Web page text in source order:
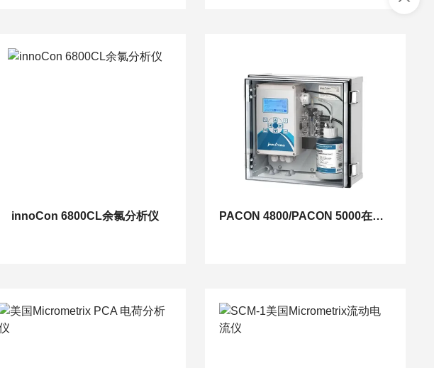
innoCon 6800CL余氯分析仪 PACON 4800/PACON 5000在线硬度分析仪